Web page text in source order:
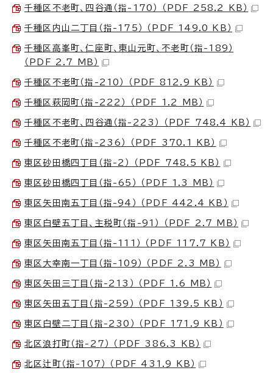
千種区不老町、四谷通（指-170） （PDF 258.2 KB）
千種区内山二丁目（指-175） （PDF 149.0 KB）
千種区高峯町、仁座町、東山元町、不老町（指-189）
（PDF 2.7 MB）
千種区不老町（指-210） （PDF 812.9 KB）
千種区萩岡町（指-222） （PDF 1.2 MB）
千種区不老町、四谷通（指-223） （PDF 748.4 KB）
千種区不老町（指-236） （PDF 370.1 KB）
東区砂田橋四丁目（指-2） （PDF 748.5 KB）
東区砂田橋四丁目（指-65） （PDF 1.3 MB）
東区矢田南五丁目（指-94） （PDF 442.4 KB）
東区白壁五丁目、主税町（指-91） （PDF 2.7 MB）
東区矢田南五丁目（指-111） （PDF 117.7 KB）
東区大幸南一丁目（指-109） （PDF 2.3 MB）
東区矢田三丁目（指-213） （PDF 1.6 MB）
東区矢田五丁目（指-259） （PDF 139.5 KB）
東区白壁二丁目（指-230） （PDF 171.9 KB）
北区浪打町（指-27） （PDF 386.3 KB）
北区辻町（指-107） （PDF 431.9 KB）